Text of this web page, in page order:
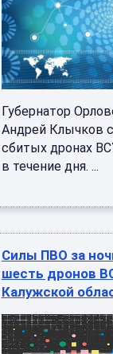
Губернатор
Андрей Клычков
сбитых дронах
в течение дня. ...
Силы ПВО за
шесть дронов
Калужской